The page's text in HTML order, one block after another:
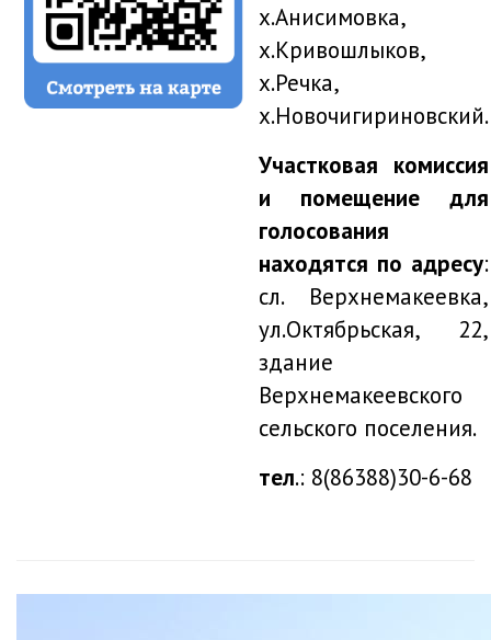
х.Анисимовка,
х.Кривошлыков,
х.Речка,
х.Новочигириновский.
Участковая комиссия
и помещение для
голосования
находятся по адресу:
сл. Верхнемакеевка,
ул.Октябрьская, 22,
здание
Верхнемакеевского
сельского поселения.
тел.: 8(86388)30-6-68